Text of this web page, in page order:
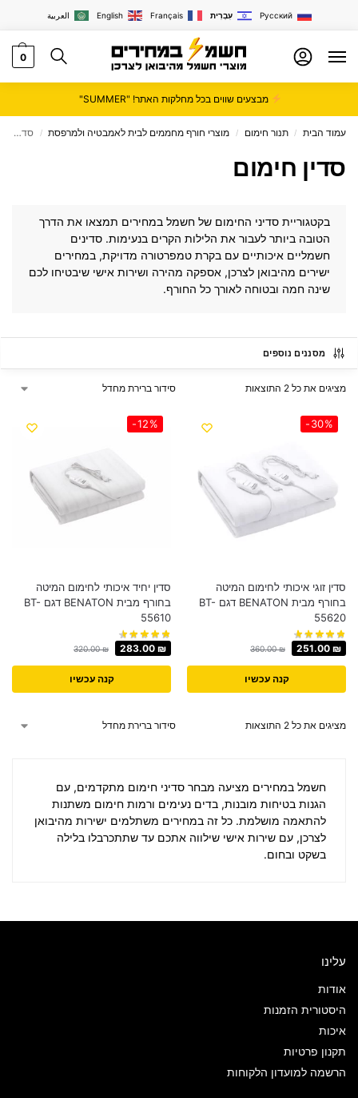
العربية English Français עִבְרִית Русский
0
מבצעים שווים בכל מחלקות האתר! "SUMMER"
עמוד הבית / תנור חימום / מוצרי חורף מחממים לבית לאמבטיה ולמרפסת / סדין חימום
סדין חימום
בקטגוריית סדיני החימום של חשמל במחירים תמצאו את הדרך
הטובה ביותר לעבור את הלילות הקרים בנעימות. סדינים
חשמליים איכותיים עם בקרת טמפרטורה מדויקת, במחירים
ישירים מהיבואן לצרכן, אספקה מהירה ושירות אישי שיבטיחו לכם
שינה חמה ובטוחה לאורך כל החורף.
מסננים נוספים
מציגים את כל ⁦2⁩ התוצאות
-30%
סדין זוגי איכותי לחימום המיטה
בחורף מבית BENATON דגם BT-
55620
360.00₪ 251.00 ₪
קנה עכשיו
-12%
סדין יחיד איכותי לחימום המיטה
בחורף מבית BENATON דגם BT-
55610
320.00₪ 283.00 ₪
קנה עכשיו
מציגים את כל ⁦2⁩ התוצאות
חשמל במחירים מציעה מבחר סדיני חימום מתקדמים, עם
הגנות בטיחות מובנות, בדים נעימים ורמות חימום משתנות
להתאמה מושלמת. כל זה במחירים משתלמים ישירות מהיבואן
לצרכן, עם שירות אישי שילווה אתכם עד שתתכרבלו בלילה
בשקט ובחום.
עלינו
אודות
היסטורית הזמנות
איכות
תקנון פרטיות
הרשמה למועדון הלקוחות